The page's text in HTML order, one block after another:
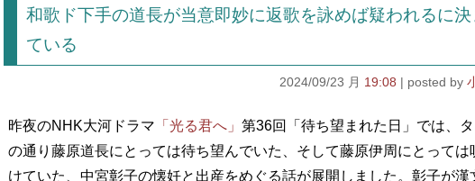
和歌ド下手の道長が当意即妙に返歌を詠めば疑われるに決
ている
2024/09/23 月 19:08
昨夜のNHK大河ドラマ 「光る君へ」 第36回「待ち望まれた日」では、
の通り藤原道長にとっては待ち望んでいた、そして藤原伊周にとっては
けていた、中宮彰子の懐妊と出産をめぐる話が展開しました。彰子が漢